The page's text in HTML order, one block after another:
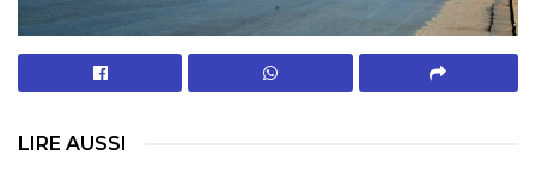
LIRE AUSSI